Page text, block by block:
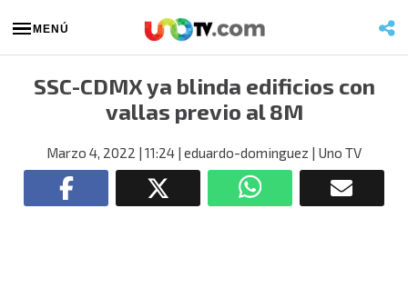
MENÚ
SSC-CDMX ya blinda edificios con
vallas previo al 8M
Marzo 4, 2022 | 11:24 | eduardo-dominguez | Uno TV